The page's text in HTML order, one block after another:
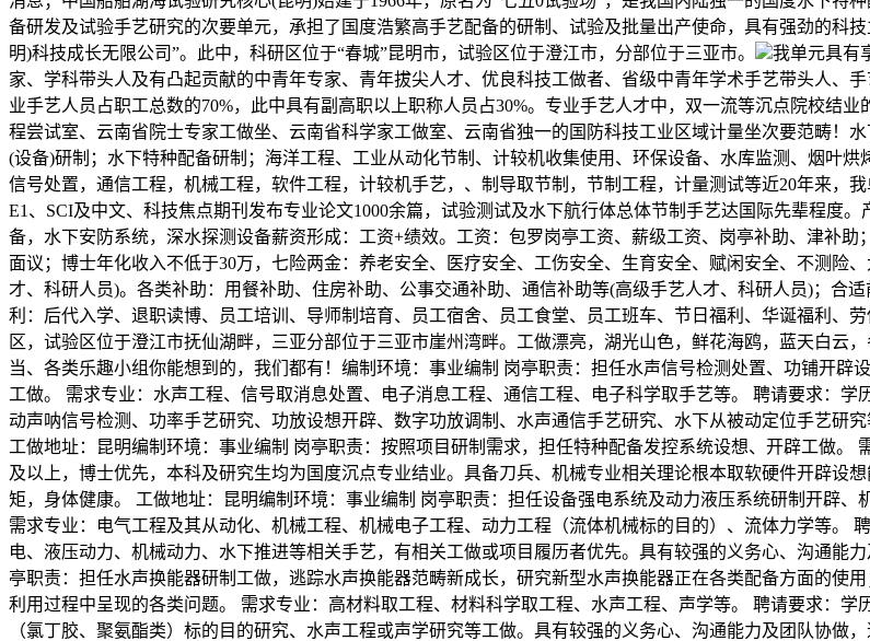
备研发及试验手艺研究的次要单元，承担了国度浩繁高手艺配备的研制、试验及批量出产使命，具有强劲的科
明)科技成长无限公司”。此中，科研区位于“春城”昆明市，试验区位于澄江市，分部位于三亚市。
我单元具有
家、学科带头人及有凸起贡献的中青年专家、青年拔尖人才、优良科技工做者、省级中青年学术手艺带头人、
业手艺人员占职工总数的70%，此中具有副高职以上职称人员占30%。专业手艺人才中，双一流等沉点院校结
程尝试室、云南省院士专家工做坐、云南省科学家工做室、云南省独一的国防科技工业区域计量坐次要范畴！
(设备)研制；水下特种配备研制；海洋工程、工业从动化节制、计较机收集使用、环保设备、水库监测、烟叶
信号处置，通信工程，机械工程，软件工程，计较机手艺，、制导取节制，节制工程，计量测试等近20年来，
E1、SCI及中文、科技焦点期刊发布专业论文1000余篇，试验测试及水下航行体总体节制手艺达国际先辈程度
备，水下安防系统，深水探测设备薪资形成：工资+绩效。工资：包罗岗亭工资、薪级工资、岗亭补助、津补
面议；博士年化收入不低于30万，七险两金：养老安全、医疗安全、工伤安全、生育安全、赋闲安全、不测险
才、科研人员)。各类补助：用餐补助、住房补助、公事交通补助、通信补助等(高级手艺人才、科研人员)；合
利：后代入学、退职读博、员工培训、导师制培育、员工宿舍、员工食堂、员工班车、节日福利、华诞福利、
区，试验区位于澄江市抚仙湖畔，三亚分部位于三亚市崖州湾畔。工做漂亮，湖光山色，鲜花海鸥，蓝天白云
当、各类乐趣小组你能想到的，我们都有！编制环境：事业编制 岗亭职责：担任水声信号检测处置、功铺开
工做。 需求专业：水声工程、信号取消息处置、电子消息工程、通信工程、电子科学取手艺等。 聘请要求：
动声呐信号检测、功率手艺研究、功放设想开辟、数字功放调制、水声通信手艺研究、水下从被动定位手艺研
工做地址：昆明编制环境：事业编制 岗亭职责：按照项目研制需求，担任特种配备发控系统设想、开辟工做
及以上，博士优先，本科及研究生均为国度沉点专业结业。具备刀兵、机械专业相关理论根本取软硬件开辟设
矩，身体健康。 工做地址：昆明编制环境：事业编制 岗亭职责：担任设备强电系统及动力液压系统研制开辟
需求专业：电气工程及其从动化、机械工程、机械电子工程、动力工程（流体机械标的目的）、流体力学等。
电、液压动力、机械动力、水下推进等相关手艺，有相关工做或项目履历者优先。具有较强的义务心、沟通能
亭职责：担任水声换能器研制工做，逃踪水声换能器范畴新成长，研究新型水声换能器正在各类配备方面的使
利用过程中呈现的各类问题。 需求专业：高材料取工程、材料科学取工程、水声工程、声学等。 聘请要求：
（氯丁胶、聚氨酯类）标的目的研究、水声工程或声学研究等工做。具有较强的义务心、沟通能力及团队协做